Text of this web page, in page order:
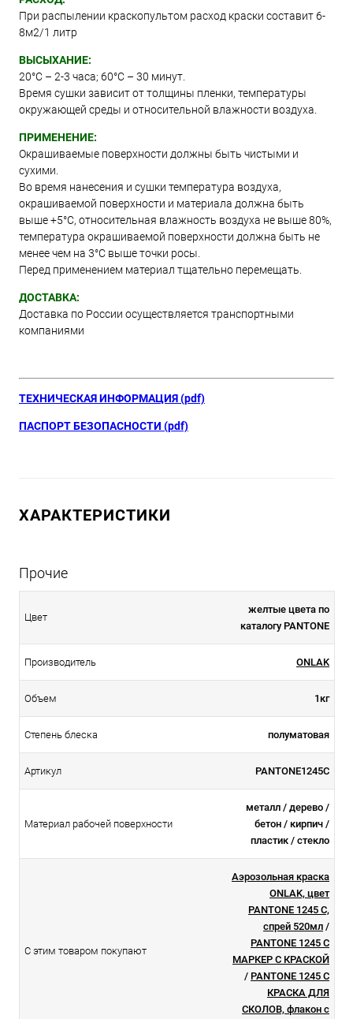
При распылении краскопультом расход краски составит 6-
8м2/1 литр
ВЫСЫХАНИЕ:
20°С – 2-3 часа; 60°С – 30 минут.
Время сушки зависит от толщины пленки, температуры
окружающей среды и относительной влажности воздуха.
ПРИМЕНЕНИЕ:
Окрашиваемые поверхности должны быть чистыми и
сухими.
Во время нанесения и сушки температура воздуха,
окрашиваемой поверхности и материала должна быть
выше +5°C, относительная влажность воздуха не выше 80%,
температура окрашиваемой поверхности должна быть не
менее чем на 3°C выше точки росы.
Перед применением материал тщательно перемещать.
ДОСТАВКА:
Доставка по России осуществляется транспортными
компаниями
ТЕХНИЧЕСКАЯ ИНФОРМАЦИЯ (pdf)
ПАСПОРТ БЕЗОПАСНОСТИ (pdf)
ХАРАКТЕРИСТИКИ
Прочие
Цвет
желтые цвета по
каталогу PANTONE
Производитель ONLAK
Объем 1кг
Степень блеска полуматовая
Артикул PANTONE1245C
Материал рабочей поверхности
металл / дерево /
бетон / кирпич /
пластик / стекло
С этим товаром покупают
Аэрозольная краска
ONLAK, цвет
PANTONE 1245 C,
спрей 520мл /
PANTONE 1245 C
МАРКЕР С КРАСКОЙ
/ PANTONE 1245 C
КРАСКА ДЛЯ
СКОЛОВ, флакон с